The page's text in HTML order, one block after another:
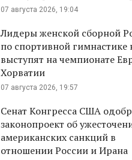
07 августа 2026, 19:04
Лидеры женской сборной
по спортивной гимнастике
выступят на чемпионате
Хорватии
07 августа 2026, 19:57
Сенат Конгресса США
законопроект об
американских санкций в
отношении России и Ирана